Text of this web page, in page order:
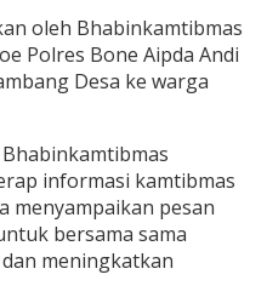
oleh Bhabinkamtibmas
Polres Bone Aipda Andi
Desa ke warga
informasi kamtibmas
menyampaikan pesan
bersama sama
meningkatkan